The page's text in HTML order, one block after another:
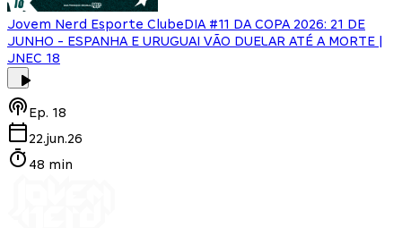
Jovem Nerd Esporte ClubeDIA #11 DA COPA 2026: 21 DE
JUNHO - ESPANHA E URUGUAI VÃO DUELAR ATÉ A MORTE |
JNEC 18
Ep. 18
22.jun.26
48 min